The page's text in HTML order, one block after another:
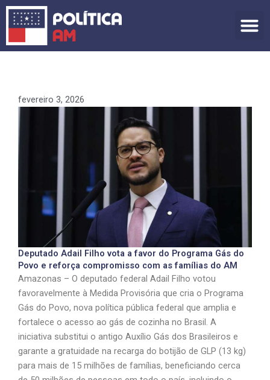
para
conteúdo
fevereiro 3, 2026
Deputado Adail Filho vota a favor do Programa Gás do
Povo e reforça compromisso com as famílias do AM
Amazonas – O deputado federal Adail Filho votou
favoravelmente à Medida Provisória que cria o Programa
Gás do Povo, nova política pública federal que amplia e
fortalece o acesso ao gás de cozinha no Brasil. A
iniciativa substitui o antigo Auxílio Gás dos Brasileiros e
garante a gratuidade na recarga do botijão de GLP (13 kg)
para mais de 15 milhões de famílias, beneficiando cerca